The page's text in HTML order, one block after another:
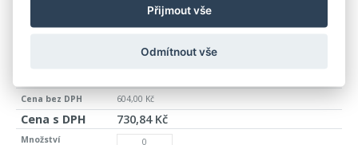
604,00 Kč
730,84 Kč
Přijmout vše
Odmítnout vše